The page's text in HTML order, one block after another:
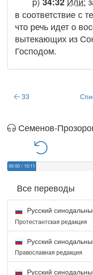
в соответствие с
что речь идет о
вытекающих из
Господом.
33
Семенов-
00:00 / 10:11
Все переводы
Русский
Протестантская редакция
Русский
Православная редакция
Русский